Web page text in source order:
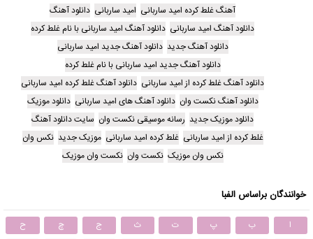
آهنگ غلط کرده امید ساربانی امید ساربانی دانلود آهنگ
دانلود آهنگ امید ساربانی دانلود آهنگ امید ساربانی با نام غلط کرده
دانلود آهنگ جدید دانلود آهنگ جدید امید ساربانی
دانلود آهنگ جدید امید ساربانی با نام غلط کرده
دانلود آهنگ غلط کرده از امید ساربانی دانلود آهنگ غلط کرده امید ساربانی
دانلود آهنگ نکست وان دانلود آهنگ های امید ساربانی دانلود موزیک
دانلود موزیک جدید رسانه موسیقی نکست وان سایت دانلود آهنگ
غلط کرده از امید ساربانی غلط کرده امید ساربانی موزیک جدید نکس وان
نکس وان موزیک نکست وان نکست وان موزیک
خوانندگان براساس الفبا
ا ب پ ت ث ج چ
ح